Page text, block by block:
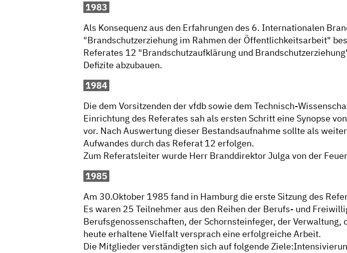
1983
Als Konsequenz aus den Erfahrungen des 6. Internationalen
"Brandschutzerziehung im Rahmen der Öffentlichkeitsarbeit"
Referates 12 "Brandschutzaufklärung und
Defizite abzubauen.
1984
Die dem Vorsitzenden der vfdb sowie dem Technisch-
Einrichtung des Referates sah als ersten Schritt eine Synopse
vor. Nach Auswertung dieser Bestandsaufnahme sollte als
Aufwandes durch das Referat 12 erfolgen.
Zum Referatsleiter wurde Herr Branddirektor Julga von der
1985
Am 30.Oktober 1985 fand in Hamburg die erste Sitzung des
Es waren 25 Teilnehmer aus den Reihen der Berufs- und
Berufsgenossenschaften, der Schornsteinfeger, der
heute erhaltene Vielfalt versprach eine erfolgreiche Arbeit.
Die Mitglieder verständigten sich auf folgende